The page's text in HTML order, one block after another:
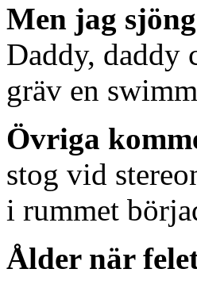
Men jag
Daddy, daddy
gräv en
Övriga
stog vid
i rummet
Ålder när